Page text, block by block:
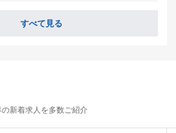
すべて見る
新着求人を多数ご紹介